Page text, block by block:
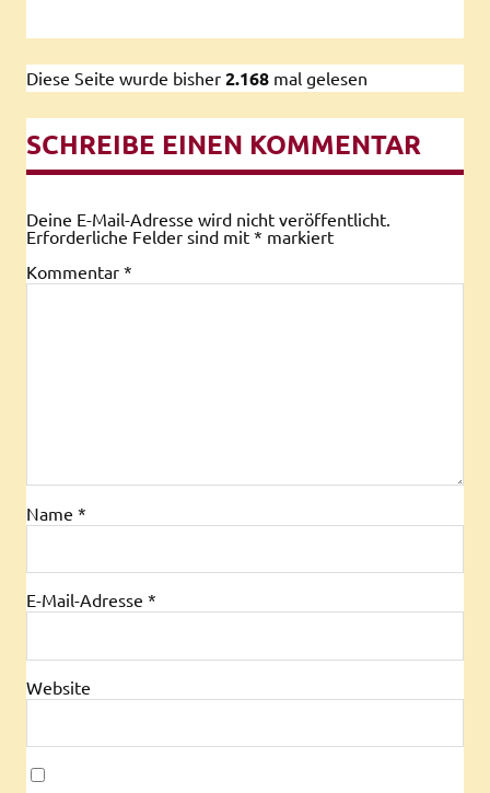
Diese Seite wurde bisher 2.168 mal gelesen
SCHREIBE EINEN KOMMENTAR
Deine E-Mail-Adresse wird nicht veröffentlicht.
Erforderliche Felder sind mit * markiert
Kommentar *
Name *
E-Mail-Adresse *
Website